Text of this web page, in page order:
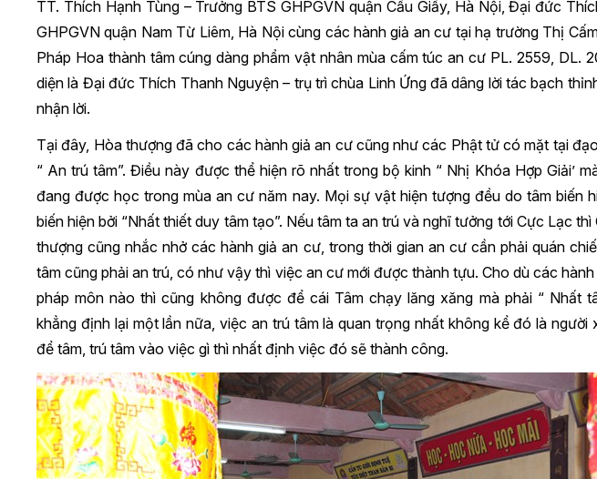
TT. Thích Hạnh Tùng – Trưởng BTS GHPGVN quận Cầu Giấy, Hà Nội, Đại đức
GHPGVN quận Nam Từ Liêm, Hà Nội cùng các hành giả an cư tại hạ trường Thị
Pháp Hoa thành tâm cúng dàng phẩm vật nhân mùa cấm túc an cư PL. 2559, DL.
diện là Đại đức Thích Thanh Nguyện – trụ trì chùa Linh Ứng đã dâng lời tác bạch
nhận lời.
Tại đây, Hòa thượng đã cho các hành giả an cư cũng như các Phật tử có mặt tại
“ An trú tâm”. Điều này được thể hiện rõ nhất trong bộ kinh “ Nhị Khóa Hợp Giải’
đang được học trong mùa an cư năm nay. Mọi sự vật hiện tượng đều do tâm biến
biến hiện bởi “Nhất thiết duy tâm tạo”. Nếu tâm ta an trú và nghĩ tưởng tới Cực Lạc
thượng cũng nhắc nhở các hành giả an cư, trong thời gian an cư cần phải quán
tâm cũng phải an trú, có như vậy thì việc an cư mới được thành tựu. Cho dù các
pháp môn nào thì cũng không được để cái Tâm chạy lăng xăng mà phải “ Nhất
khẳng định lại một lần nữa, việc an trú tâm là quan trọng nhất không kể đó là người
để tâm, trú tâm vào việc gì thì nhất định việc đó sẽ thành công.